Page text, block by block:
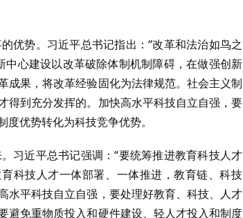
优势。习近平总书记指出：“改革和法治如鸟之
心建设以改革破除体制机制障碍，在做强创新
成果，将改革经验固化为法律规范。社会主义制
得到充分发挥的。加快高水平科技自立自强，要
优势转化为科技竞争优势。
习近平总书记强调：“要统筹推进教育科技人才
科技人才一体部署、一体推进，教育链、科技
水平科技自立自强，要处理好教育、科技、人才
避免重物质投入和硬件建设、轻人才投入和制度